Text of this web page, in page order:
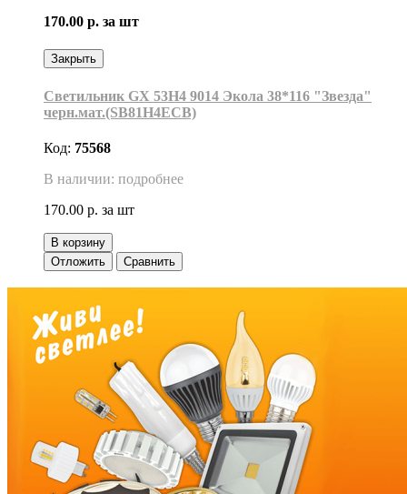
170.00 р. за шт
Закрыть
Светильник GX 53H4 9014 Экола 38*116 "Звезда"
черн.мат.(SB81H4ECB)
Код: 75568
В наличии: подробнее
170.00 р. за шт
В корзину
Отложить
Сравнить